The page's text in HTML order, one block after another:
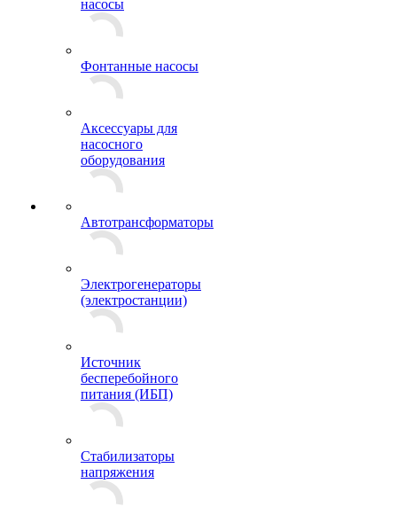
насосы
Фонтанные насосы
Аксессуары для
насосного
оборудования
Автотрансформаторы
Электрогенераторы
(электростанции)
Источник
бесперебойного
питания (ИБП)
Стабилизаторы
напряжения